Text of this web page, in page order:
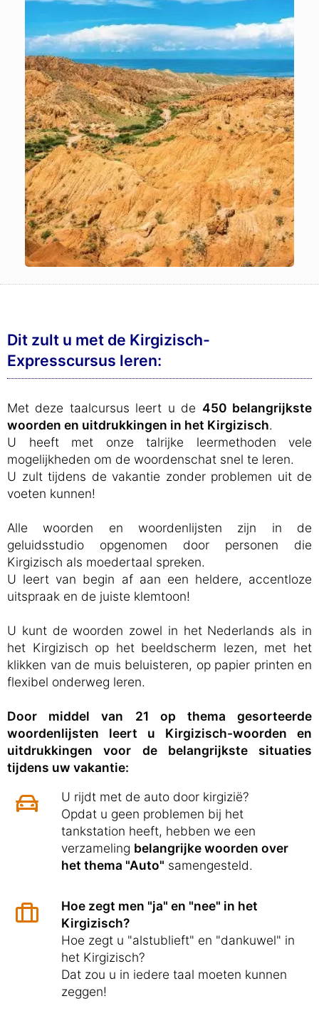
Dit zult u met de Kirgizisch-
Expresscursus leren:
Met deze taalcursus leert u de 450 belangrijkste
woorden en uitdrukkingen in het Kirgizisch.
U heeft met onze talrijke leermethoden vele
mogelijkheden om de woordenschat snel te leren.
U zult tijdens de vakantie zonder problemen uit de
voeten kunnen!
Alle woorden en woordenlijsten zijn in de
geluidsstudio opgenomen door personen die
Kirgizisch als moedertaal spreken.
U leert van begin af aan een heldere, accentloze
uitspraak en de juiste klemtoon!
U kunt de woorden zowel in het Nederlands als in
het Kirgizisch op het beeldscherm lezen, met het
klikken van de muis beluisteren, op papier printen en
flexibel onderweg leren.
Door middel van 21 op thema gesorteerde
woordenlijsten leert u Kirgizisch-woorden en
uitdrukkingen voor de belangrijkste situaties
tijdens uw vakantie:
U rijdt met de auto door kirgizië?
Opdat u geen problemen bij het
tankstation heeft, hebben we een
verzameling belangrijke woorden over
het thema "Auto" samengesteld.
Hoe zegt men "ja" en "nee" in het
Kirgizisch?
Hoe zegt u "alstublieft" en "dankuwel" in
het Kirgizisch?
Dat zou u in iedere taal moeten kunnen
zeggen!